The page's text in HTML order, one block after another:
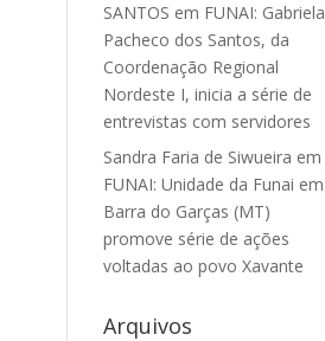
SANTOS em FUNAI: Gabriela
Pacheco dos Santos, da
Coordenação Regional
Nordeste I, inicia a série de
entrevistas com servidores
Sandra Faria de Siwueira em
FUNAI: Unidade da Funai em
Barra do Garças (MT)
promove série de ações
voltadas ao povo Xavante
Arquivos